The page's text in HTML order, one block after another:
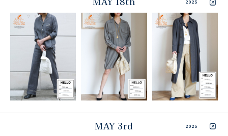
2025
MAY 3rd 2025